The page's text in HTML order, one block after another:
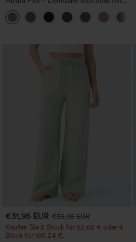
hohem Bund und Seitentasche hinten
€31,95 EUR €35,95 EUR
Kaufen Sie 2 Stück für 52,62 € oder 4
Stück für 105,24 €.